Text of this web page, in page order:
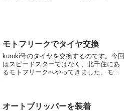
モトフリークでタイヤ交換
kuroki号のタイヤを交換するのです。今回
はスピードスターではなく、北千住にあ
るモトフリークへやってきました。モト
ヤ交換をモ...
オートブリッパーを装着